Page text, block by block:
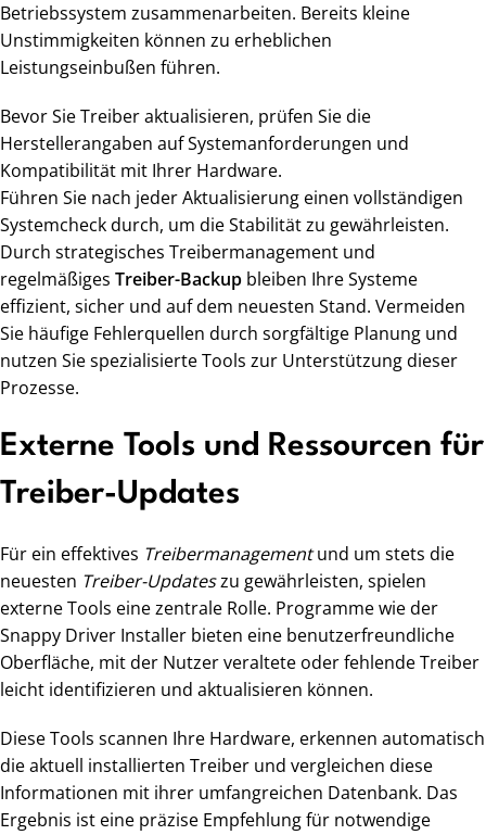
Betriebssystem zusammenarbeiten. Bereits kleine
Unstimmigkeiten können zu erheblichen
Leistungseinbußen führen.
Bevor Sie Treiber aktualisieren, prüfen Sie die
Herstellerangaben auf Systemanforderungen und
Kompatibilität mit Ihrer Hardware.
Führen Sie nach jeder Aktualisierung einen vollständigen
Systemcheck durch, um die Stabilität zu gewährleisten.
Durch strategisches Treibermanagement und
regelmäßiges Treiber-Backup bleiben Ihre Systeme
effizient, sicher und auf dem neuesten Stand. Vermeiden
Sie häufige Fehlerquellen durch sorgfältige Planung und
nutzen Sie spezialisierte Tools zur Unterstützung dieser
Prozesse.
Externe Tools und Ressourcen für
Treiber-Updates
Für ein effektives Treibermanagementund um stets die
neuesten Treiber-Updateszu gewährleisten, spielen
externe Tools eine zentrale Rolle. Programme wie der
Snappy Driver Installer bieten eine benutzerfreundliche
Oberfläche, mit der Nutzer veraltete oder fehlende Treiber
leicht identifizieren und aktualisieren können.
Diese Tools scannen Ihre Hardware, erkennen automatisch
die aktuell installierten Treiber und vergleichen diese
Informationen mit ihrer umfangreichen Datenbank. Das
Ergebnis ist eine präzise Empfehlung für notwendige